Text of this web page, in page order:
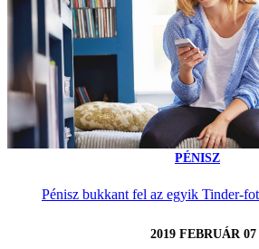
PÉNISZ
Pénisz bukkant fel az egyik Tinder-
2019 FEBRUÁR 07